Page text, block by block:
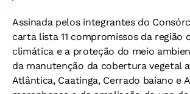
Assinada pelos integrantes do
carta lista 11 compromissos da região
climática e a proteção do meio
da manutenção da cobertura vegetal
Atlântica, Caatinga, Cerrado baiano e